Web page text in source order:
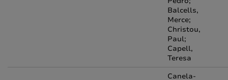
Balcells,
Merce;
Christou,
Paul;
Capell,
Teresa
Canela-